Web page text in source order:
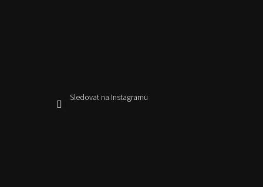
Sledovat na Instagramu